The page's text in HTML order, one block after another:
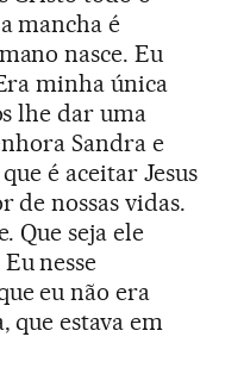
mancha é
nasce. Eu
minha única
lhe dar uma
Sandra e
é aceitar Jesus
de nossas vidas.
Que seja ele
nesse
eu não era
que estava em